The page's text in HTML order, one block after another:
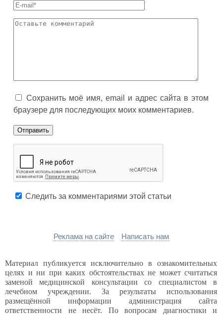
Сохранить моё имя, email и адрес сайта в этом
браузере для последующих моих комментариев.
Следить за комментариями этой статьи
Реклама на сайте Написать нам
Материал публикуется исключительно в ознакомительных
целях и ни при каких обстоятельствах не может считаться
заменой медицинской консультации со специалистом в
лечебном учреждении. За результаты использования
размещённой информации администрация сайта
ответственности не несёт. По вопросам диагностики и